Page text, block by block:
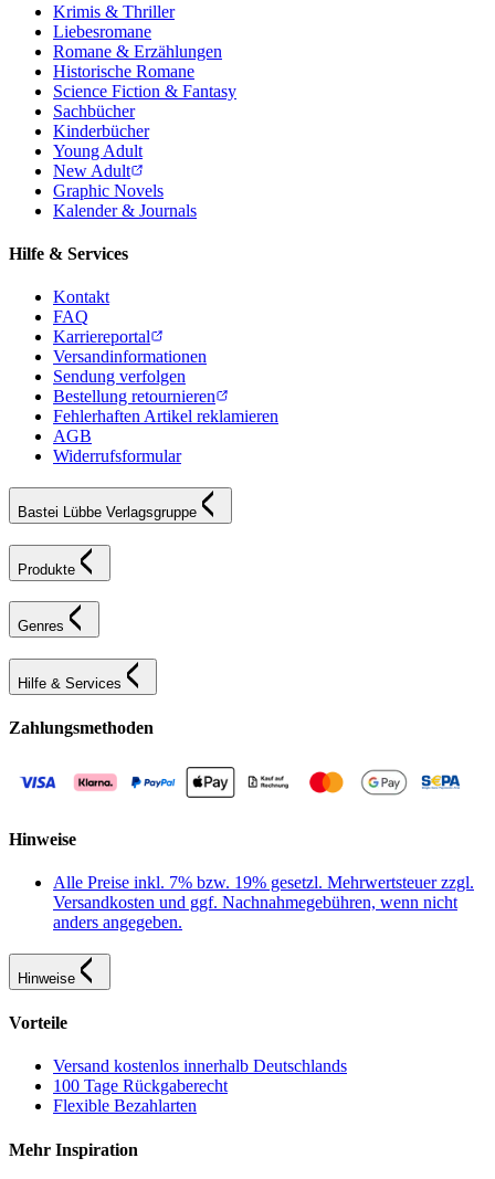
Krimis & Thriller
Liebesromane
Romane & Erzählungen
Historische Romane
Science Fiction & Fantasy
Sachbücher
Kinderbücher
Young Adult
New Adult
Graphic Novels
Kalender & Journals
Hilfe & Services
Kontakt
FAQ
Karriereportal
Versandinformationen
Sendung verfolgen
Bestellung retournieren
Fehlerhaften Artikel reklamieren
AGB
Widerrufsformular
Bastei Lübbe Verlagsgruppe
Produkte
Genres
Hilfe & Services
Zahlungsmethoden
Hinweise
Alle Preise inkl. 7% bzw. 19% gesetzl. Mehrwertsteuer zzgl.
Versandkosten und ggf. Nachnahmegebühren, wenn nicht
anders angegeben.
Hinweise
Vorteile
Versand kostenlos innerhalb Deutschlands
100 Tage Rückgaberecht
Flexible Bezahlarten
Mehr Inspiration